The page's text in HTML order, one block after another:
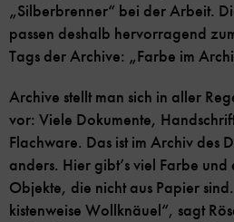
„Silberbrenner“ bei der Arbeit.
passen deshalb hervorragend
Tags der Archive: „Farbe im
Archive stellt man sich in aller
vor: Viele Dokumente,
Flachware. Das ist im Archiv des
anders. Hier gibt’s viel Farbe und
Objekte, die nicht aus Papier
kistenweise Wollknäuel“, sagt